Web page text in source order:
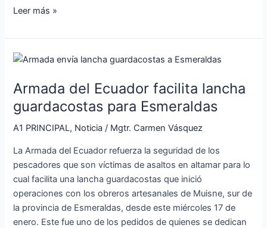
Leer más »
Armada del Ecuador facilita lancha
guardacostas para Esmeraldas
A1 PRINCIPAL, Noticia / Mgtr. Carmen Vásquez
La Armada del Ecuador refuerza la seguridad de los
pescadores que son víctimas de asaltos en altamar para lo
cual facilita una lancha guardacostas que inició
operaciones con los obreros artesanales de Muisne, sur de
la provincia de Esmeraldas, desde este miércoles 17 de
enero. Este fue uno de los pedidos de quienes se dedican
Armada
Ecuador
facilita
lancha
guardacostas